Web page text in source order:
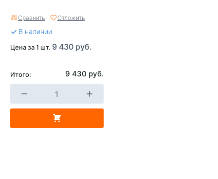
Сравнить Отложить
В наличии
Цена за 1 шт. 9 430 руб.
Итого: 9 430 руб.